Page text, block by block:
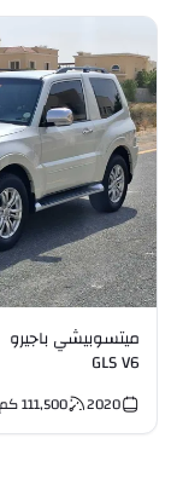
ميتسوبيشي باجيرو
GLS V6
2020
111,500 كم